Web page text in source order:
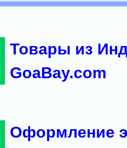
Товары из
GoaBay.com
Оформление